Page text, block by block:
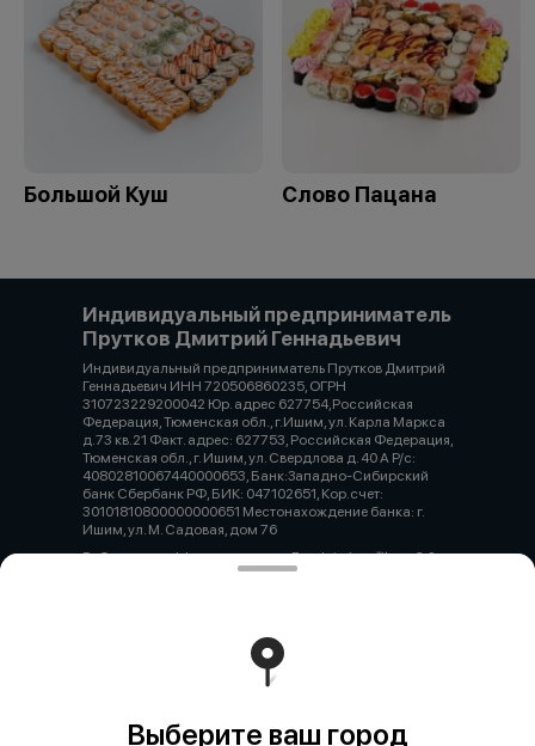
Большой Куш Слово Пацана
Индивидуальный предприниматель
Прутков Дмитрий Геннадьевич
Индивидуальный предприниматель Прутков Дмитрий
Геннадьевич ИНН 720506860235, ОГРН
310723229200042 Юр. адрес 627754,Российская
Федерация, Тюменская обл., г.Ишим, ул. Карла Маркса
д.73 кв.21 Факт. адрес: 627753, Российская Федерация,
Тюменская обл., г. Ишим, ул. Свердлова д. 40 А Р/с:
40802810067440000653, Банк:Западно-Сибирский
банк Сбербанк РФ, БИК: 047102651, Кор.счет:
30101810800000000651 Местонахождение банка: г.
Ишим, ул. М. Садовая, дом 76
Работает на эффективном ядреFoodpicássover. 3.2
Политика конфиденциальности
Публичная оферта
Выберите ваш город